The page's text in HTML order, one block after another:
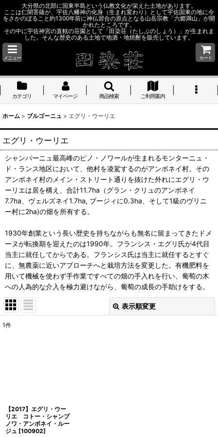
大分県の北部に国東半島という仏教文化が栄えた土地があります。
ここは仁聞菩薩が、宇佐八幡神の化身（生まれ変わり）として宇佐国東の地に今
をさかのぼること約1300年前に神仏習合の原点となる山岳宗教「六郷満山」が開
かれたところです。
その中に宇佐神宮の直轄の荘園として「田染荘（たしぶのしょう）」が生まれま
した。そんな歴史のある土地で地酒・地焼酎を販売しています。
メニュー カート
カテゴリ マイページ 商品検索 ご利用案内
ホーム > ブルゴーニュ > エグリ・ウーリエ
エグリ・ウーリエ
シャンパーニュ最高峰のピノ・ノワールが生まれるモンターニュ・
ド・ランス地区において、他村を凌駕するのがアンボネイ村。その
アンボネイ村のメイン・ストリート通りを抜けた外れにエグリ・ウ
ーリエは居を構え、合計11.7ha（グラン・クリュのアンボネイ
7.7ha、ヴェルズネイ1.7ha, ブージィに0.3ha、そして1級のヴリニ
ー村に2ha)の畑を所有する。
1930年創業という長い歴史を持ちながらも無名に留まってきたドメ
ーヌが転換期を迎えたのは1990年。フランシス・エグリ氏が4代目
当主に就任してからである。フランシス氏は当主に就任するとすぐ
に、無農薬に近いアプローチへと栽培方法を変更した。有機肥料を
用いて機械を使わず手作業ですべての畑の手入れを行い、葡萄の木
への人為的な介入を極力避けながら、葡萄の成長の手助けをする。
表示順変更
1件
【2017】エグリ・ウー
リエ コトー・シャンプ
ノワ・アンボネイ・ルー
ジュ [100902]